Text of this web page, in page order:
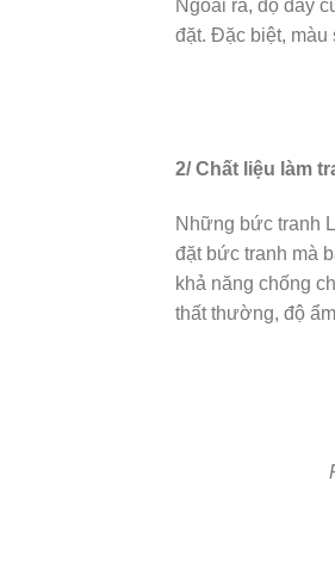
Ngoài ra, độ dày
đặt. Đặc biệt, màu
2/ Chất liệu làm
Những bức tranh
đặt bức tranh mà
khả năng chống
thất thường, độ